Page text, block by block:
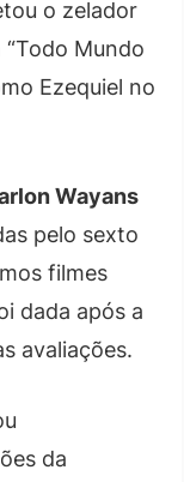
o zelador
Mundo
Ezequiel no
Wayans
pelo sexto
filmes
dada após a
avaliações.
da